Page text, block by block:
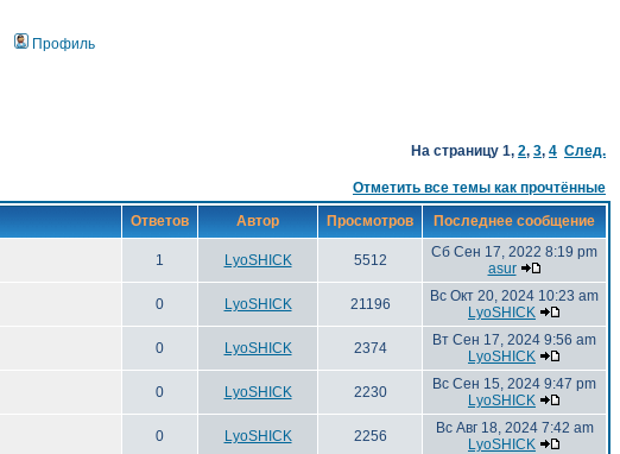
Профиль
На страницу 1, 2, 3, 4 След.
Отметить все темы как прочтённые
Ответов Автор Просмотров Последнее сообщение
1 LyoSHICK 5512
Сб Сен 17, 2022 8:19 pm
asur
0 LyoSHICK 21196
Вс Окт 20, 2024 10:23 am
LyoSHICK
0 LyoSHICK 2374
Вт Сен 17, 2024 9:56 am
LyoSHICK
0 LyoSHICK 2230
Вс Сен 15, 2024 9:47 pm
LyoSHICK
0 LyoSHICK 2256
Вс Авг 18, 2024 7:42 am
LyoSHICK